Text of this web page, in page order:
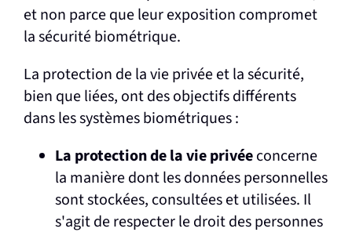
et non parce que leur exposition compromet
la sécurité biométrique.
La protection de la vie privée et la sécurité,
bien que liées, ont des objectifs différents
dans les systèmes biométriques :
La protection de la vie privéeconcerne
la manière dont les données personnelles
sont stockées, consultées et utilisées. Il
s'agit de respecter le droit des personnes